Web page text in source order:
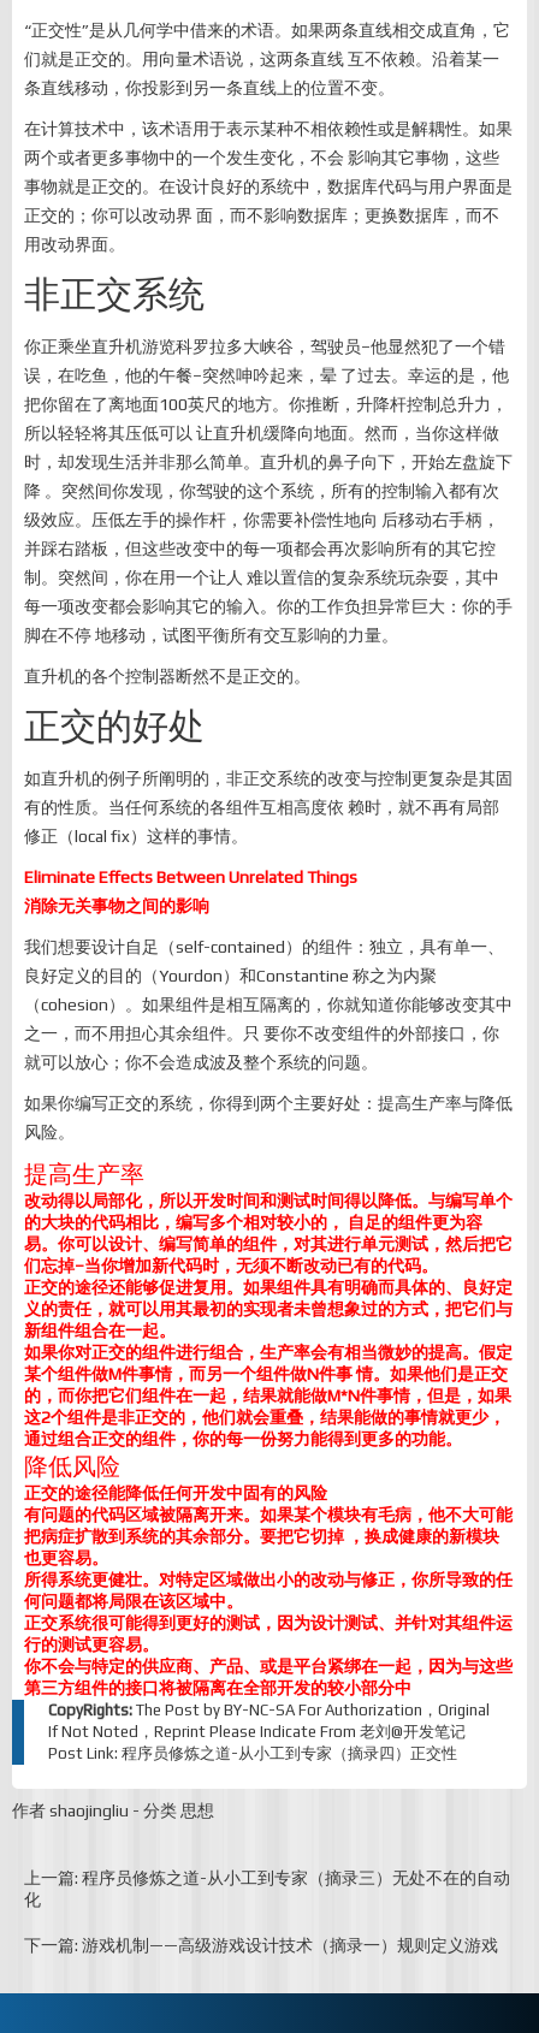
“正交性”是从几何学中借来的术语。如果两条直线相交成直角，它
们就是正交的。用向量术语说，这两条直线 互不依赖。沿着某一
条直线移动，你投影到另一条直线上的位置不变。
在计算技术中，该术语用于表示某种不相依赖性或是解耦性。如果
两个或者更多事物中的一个发生变化，不会 影响其它事物，这些
事物就是正交的。在设计良好的系统中，数据库代码与用户界面是
正交的；你可以改动界 面，而不影响数据库；更换数据库，而不
用改动界面。
非正交系统
你正乘坐直升机游览科罗拉多大峡谷，驾驶员–他显然犯了一个错
误，在吃鱼，他的午餐–突然呻吟起来，晕 了过去。幸运的是，他
把你留在了离地面100英尺的地方。你推断，升降杆控制总升力，
所以轻轻将其压低可以 让直升机缓降向地面。然而，当你这样做
时，却发现生活并非那么简单。直升机的鼻子向下，开始左盘旋下
降 。突然间你发现，你驾驶的这个系统，所有的控制输入都有次
级效应。压低左手的操作杆，你需要补偿性地向 后移动右手柄，
并踩右踏板，但这些改变中的每一项都会再次影响所有的其它控
制。突然间，你在用一个让人 难以置信的复杂系统玩杂耍，其中
每一项改变都会影响其它的输入。你的工作负担异常巨大：你的手
脚在不停 地移动，试图平衡所有交互影响的力量。
直升机的各个控制器断然不是正交的。
正交的好处
如直升机的例子所阐明的，非正交系统的改变与控制更复杂是其固
有的性质。当任何系统的各组件互相高度依 赖时，就不再有局部
修正（local fix）这样的事情。
Eliminate Effects Between Unrelated Things
消除无关事物之间的影响
我们想要设计自足（self-contained）的组件：独立，具有单一、
良好定义的目的（Yourdon）和Constantine 称之为内聚
（cohesion）。如果组件是相互隔离的，你就知道你能够改变其中
之一，而不用担心其余组件。只 要你不改变组件的外部接口，你
就可以放心；你不会造成波及整个系统的问题。
如果你编写正交的系统，你得到两个主要好处：提高生产率与降低
风险。
提高生产率
改动得以局部化，所以开发时间和测试时间得以降低。与编写单个
的大块的代码相比，编写多个相对较小的， 自足的组件更为容
易。你可以设计、编写简单的组件，对其进行单元测试，然后把它
们忘掉–当你增加新代码时，无须不断改动已有的代码。
正交的途径还能够促进复用。如果组件具有明确而具体的、良好定
义的责任，就可以用其最初的实现者未曾想象过的方式，把它们与
新组件组合在一起。
如果你对正交的组件进行组合，生产率会有相当微妙的提高。假定
某个组件做M件事情，而另一个组件做N件事 情。如果他们是正交
的，而你把它们组件在一起，结果就能做M*N件事情，但是，如果
这2个组件是非正交的，他们就会重叠，结果能做的事情就更少，
通过组合正交的组件，你的每一份努力能得到更多的功能。
降低风险
正交的途径能降低任何开发中固有的风险
有问题的代码区域被隔离开来。如果某个模块有毛病，他不大可能
把病症扩散到系统的其余部分。要把它切掉 ，换成健康的新模块
也更容易。
所得系统更健壮。对特定区域做出小的改动与修正，你所导致的任
何问题都将局限在该区域中。
正交系统很可能得到更好的测试，因为设计测试、并针对其组件运
行的测试更容易。
你不会与特定的供应商、产品、或是平台紧绑在一起，因为与这些
第三方组件的接口将被隔离在全部开发的较小部分中
CopyRights: The Post by BY-NC-SA For Authorization，Original
If Not Noted，Reprint Please Indicate From 老刘@开发笔记
Post Link: 程序员修炼之道-从小工到专家（摘录四）正交性
作者shaojingliu - 分类 思想
上一篇: 程序员修炼之道-从小工到专家（摘录三）无处不在的自动
化
下一篇: 游戏机制——高级游戏设计技术（摘录一）规则定义游戏